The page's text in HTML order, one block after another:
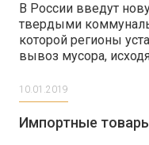
В России введут
твердыми
которой регионы
вывоз мусора,
10.01.2019
Импортные